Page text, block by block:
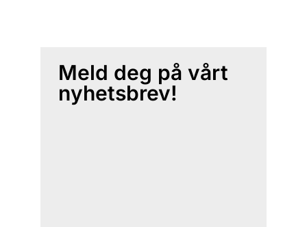
Meld deg på vårt
nyhetsbrev!